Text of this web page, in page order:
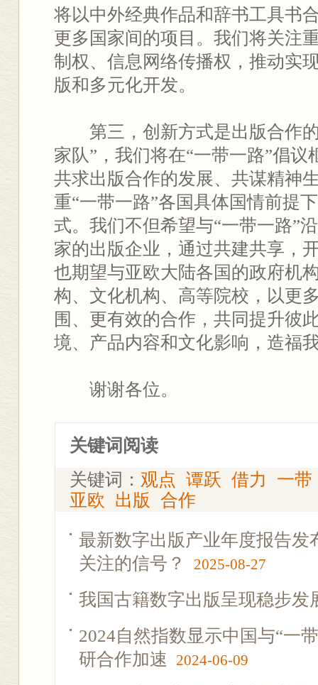
将以中外经典作品和辞书工具书
更多国家间的项目。我们将关注
制权、信息网络传播权，推动实
版和多元化开发。
第三，创新方式是出版合作的
家队”，我们将在“一带一路”倡议
共求出版合作的发展、共谋精神
重“一带一路”各国具体国情前提
式。我们不但希望与“一带一路”
家的出版企业，通过共建共享，
也期望与亚欧大陆各国的政府机
构、文化机构、高等院校，以更
围、更有效的合作，共同提升彼
境、产品内容和文化影响，造福
谢谢各位。
关键词阅读
关键词： 观点 谭跃 借力
一带
亚欧
出版 合作
最新数字出版产业年度报告发
关注的信号？
2025-08-27
我国古籍数字出版呈现稳步发
2024自然指数显示中国与“一
研合作加速
2024-06-09